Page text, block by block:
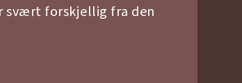
svært forskjellig fra den